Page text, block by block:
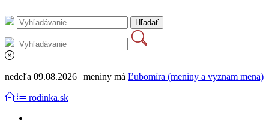
nedeľa 09.08.2026 | meniny má Ľubomíra (meniny a vyznam mena)
rodinka.sk